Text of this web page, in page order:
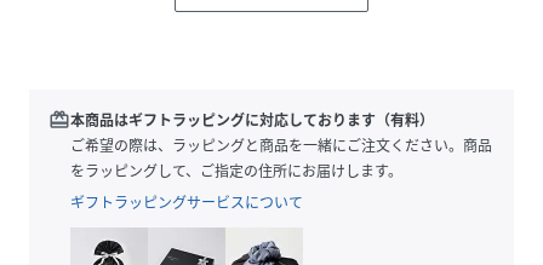
≪共通成分≫
自然がもつ生命力と最新サイエンスの融合
redeem本商品はギフトラッピングに対応しております（有料）
ご希望の際は、ラッピングと商品を一緒にご注文ください。商品
をラッピングして、ご指定の住所にお届けします。
ギフトラッピングサービスについて